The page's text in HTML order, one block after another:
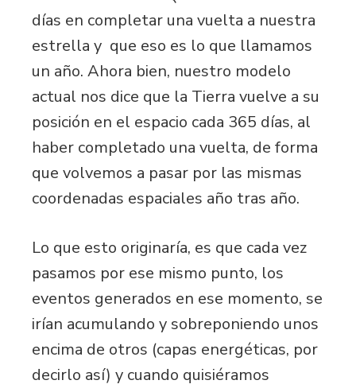
días en completar una vuelta a nuestra
estrella y que eso es lo que llamamos
un año. Ahora bien, nuestro modelo
actual nos dice que la Tierra vuelve a su
posición en el espacio cada 365 días, al
haber completado una vuelta, de forma
que volvemos a pasar por las mismas
coordenadas espaciales año tras año.
Lo que esto originaría, es que cada vez
pasamos por ese mismo punto, los
eventos generados en ese momento, se
irían acumulando y sobreponiendo unos
encima de otros (capas energéticas, por
decirlo así) y cuando quisiéramos